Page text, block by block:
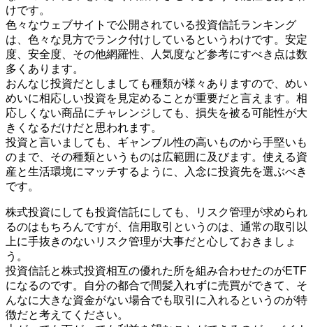
けです。
色々なウェブサイトで公開されている投資信託ランキング
は、色々な見方でランク付けしているというわけです。安定
度、安全度、その他網羅性、人気度など参考にすべき点は数
多くあります。
おんなじ投資だとしましても種類が様々ありますので、めい
めいに相応しい投資を見定めることが重要だと言えます。相
応しくない商品にチャレンジしても、損失を被る可能性が大
きくなるだけだと思われます。
投資と言いましても、ギャンブル性の高いものから手堅いも
のまで、その種類というものは広範囲に及びます。使える資
産と生活環境にマッチするように、入念に投資先を選ぶべき
です。
株式投資にしても投資信託にしても、リスク管理が求められ
るのはもちろんですが、信用取引というのは、通常の取引以
上に手抜きのないリスク管理が大事だと心しておきましょ
う。
投資信託と株式投資相互の優れた所を組み合わせたのがETF
になるのです。自分の都合で間髪入れずに売買ができて、そ
んなに大きな資金がない場合でも取引に入れるというのが特
徴だと考えてください。